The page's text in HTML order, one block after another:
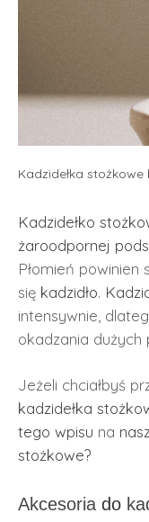
Kadzidełka stożkowe
Kadzidełko
żaroodpornej
Płomień
się kadzidło.
intensywnie,
okadzania dużych
Jeżeli chciałbyś
kadzidełka
tego wpisu na
stożkowe?
Akcesoria do